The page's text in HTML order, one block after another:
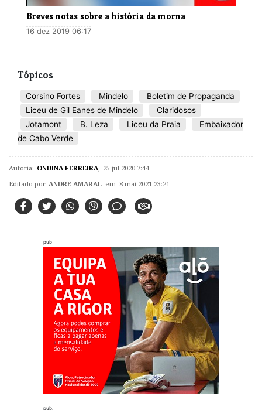
Breves notas sobre a história da morna
16 dez 2019 06:17
Tópicos
Corsino Fortes Mindelo
Boletim de Propaganda
Liceu de Gil Eanes de Mindelo
Claridosos
Jotamont
B. Leza Liceu da Praia
Embaixador
de Cabo Verde
Autoria: ONDINA FERREIRA 25 jul 2020 7:44
Editado por ANDRE AMARAL em 8 mai 2021 23:21
pub
pub.